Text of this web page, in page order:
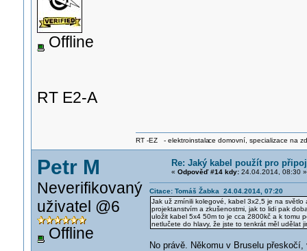
Offline
RT E2-A
RT -EZ - elektroinstalace domovní, specializace na
Petr M
Neverifikovaný
uživatel @6
Offline
Re: Jaký kabel použít pro
« Odpověď #14 kdy:24.04.2014, 08:30 »
Citace: Tomáš Žabka 24.04.2014, 07:20
Jak už zmínili kolegové, kabel 3x2,5 je na
projektanstvím a zkušenostmi, jak to lidi pak
uložit kabel 5x4 50m to je cca 2800kč a k tomu
netlučete do hlavy, že jste to tenkrát měl udělat
No právě. Někomu v Bruselu